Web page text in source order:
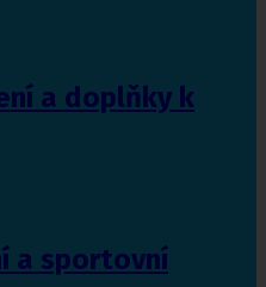
a doplňky k
a sportovní